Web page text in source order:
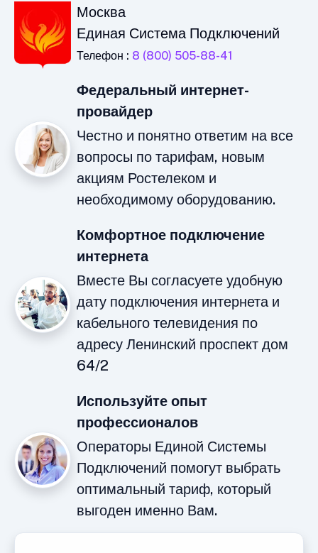
Москва
Единая Система Подключений
Телефон : 8 (800) 505-88-41
Федеральный интернет-
провайдер
Честно и понятно ответим на все
вопросы по тарифам, новым
акциям Ростелеком и
необходимому оборудованию.
Комфортное подключение
интернета
Вместе Вы согласуете удобную
дату подключения интернета и
кабельного телевидения по
адресу Ленинский проспект дом
64/2
Используйте опыт
профессионалов
Операторы Единой Системы
Подключений помогут выбрать
оптимальный тариф, который
выгоден именно Вам.